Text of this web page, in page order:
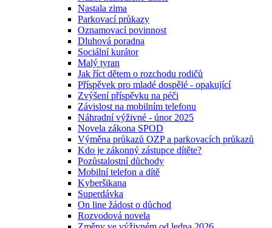
Nastala zima
Parkovací průkazy
Oznamovací povinnost
Dluhová poradna
Sociální kurátor
Malý tyran
Jak říct dětem o rozchodu rodičů
Příspěvek pro mladé dospělé - opakující
Zvýšení příspěvku na péči
Závislost na mobilním telefonu
Náhradní výživné - únor 2025
Novela zákona SPOD
Výměna průkazů OZP a parkovacích průkazů
Kdo je zákonný zástupce dítěte?
Pozůstalostní důchody
Mobilní telefon a dítě
Kyberšikana
Superdávka
On line žádost o důchod
Rozvodová novela